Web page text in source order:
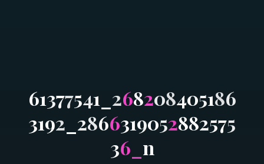
61377541 268208405186
3192 2866319052882575
36 n